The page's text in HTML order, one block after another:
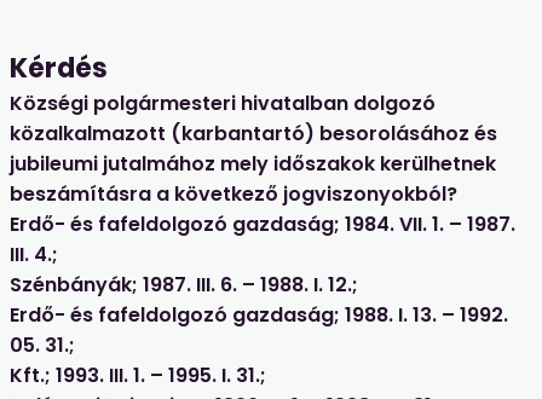
Kérdés
Községi polgármesteri hivatalban dolgozó
közalkalmazott (karbantartó) besorolásához és
jubileumi jutalmához mely időszakok kerülhetnek
beszámításra a következő jogviszonyokból?
Erdő- és fafeldolgozó gazdaság; 1984. VII. 1. – 1987.
III. 4.;
Szénbányák; 1987. III. 6. – 1988. I. 12.;
Erdő- és fafeldolgozó gazdaság; 1988. I. 13. – 1992.
05. 31.;
Kft.; 1993. III. 1. – 1995. I. 31.;